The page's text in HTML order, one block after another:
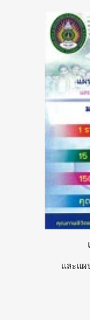
และแผ